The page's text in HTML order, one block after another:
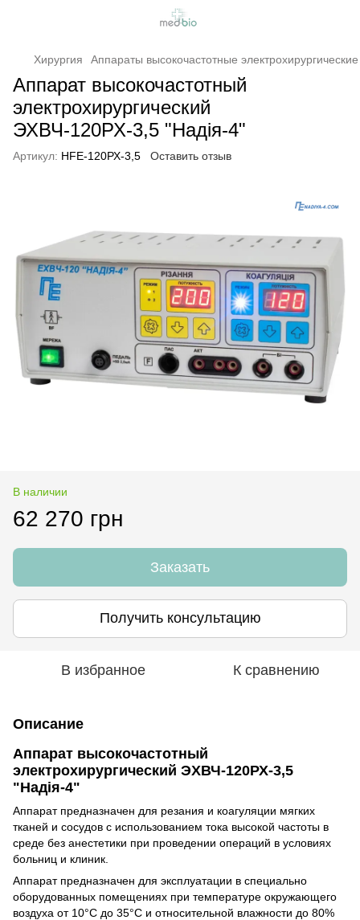
Хирургия Аппараты высокочастотные электрохирургические
Аппарат высокочастотный
электрохирургический
ЭХВЧ-120РХ-3,5 "Надія-4"
Артикул: HFE-120РХ-3,5 Оставить отзыв
В наличии
62 270 грн
Заказать
Получить консультацию
В избранное К сравнению
Описание
Аппарат высокочастотный
электрохирургический ЭХВЧ-120РХ-3,5
"Надія-4"
Аппарат предназначен для резания и коагуляции мягких
тканей и сосудов с использованием тока высокой частоты в
среде без анестетики при проведении операций в условиях
больниц и клиник.
Аппарат предназначен для эксплуатации в специально
оборудованных помещениях при температуре окружающего
воздуха от 10°С до 35°С и относительной влажности до 80%